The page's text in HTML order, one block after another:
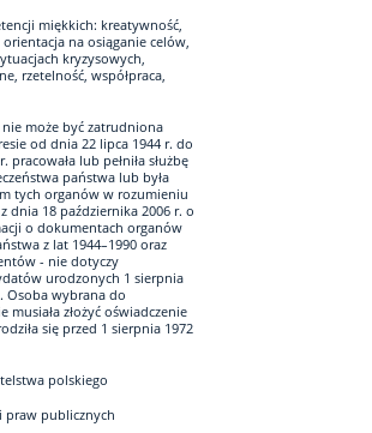
miękkich: kreatywność,
na osiąganie celów,
kryzysowych,
rzetelność, współpraca,
nie może być zatrudniona
od dnia 22 lipca 1944 r. do
pracowała lub pełniła służbę
państwa lub była
tych organów w rozumieniu
dnia 18 października 2006 r. o
o dokumentach organów
z lat 1944–1990 oraz
- nie dotyczy
urodzonych 1 sierpnia
Osoba wybrana do
musiała złożyć oświadczenie
się przed 1 sierpnia 1972
polskiego
praw publicznych